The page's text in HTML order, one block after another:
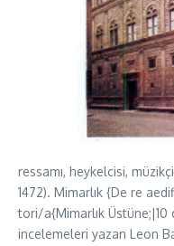
ressamı, heykelcisi,
1472). Mimarlık {De re
tori/a{Mimarlık Üstüne;|10
incelemeleri yazan Leon